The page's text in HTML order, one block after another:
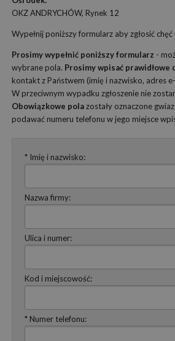
OKZ ANDRYCHÓW, Rynek 12
Wypełnij poniższy formularz aby zgłosić
Prosimy wypełnić poniższy formularz -
wybrane pola. Prosimy wpisać prawidłowe
kontakt z Państwem (imię i nazwisko, adres
W przeciwnym wypadku zgłoszenie nie
Obowiązkowe polazostały oznaczone
podawać numeru telefonu w jego miejsce
* Imię i nazwisko:
Nazwa firmy:
Ulica i numer:
Kod i miejscowość:
* Numer telefonu: